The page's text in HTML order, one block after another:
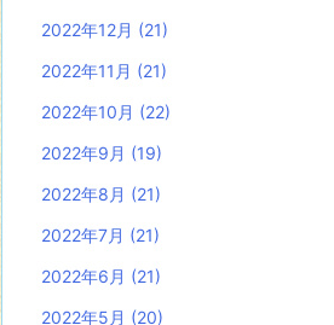
2022年12月 (21)
2022年11月 (21)
2022年10月 (22)
2022年9月 (19)
2022年8月 (21)
2022年7月 (21)
2022年6月 (21)
2022年5月 (20)